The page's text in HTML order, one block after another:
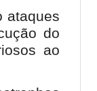
ataques
do
ao